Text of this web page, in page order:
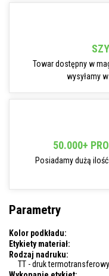
Towar dostępny w
wysyłamy
50.000+
Posiadamy dużą
Parametry
Kolor podkładu:
Etykiety materiał:
Rodzaj nadruku:
TT - druk